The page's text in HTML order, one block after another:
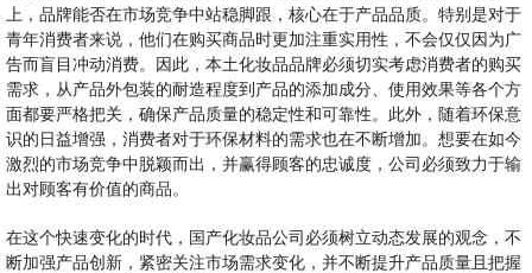
上，品牌能否在市场竞争中站稳脚跟，核心在于产品品质。特别是对于
青年消费者来说，他们在购买商品时更加注重实用性，不会仅仅因为广
告而盲目冲动消费。因此，本土化妆品品牌必须切实考虑消费者的购买
需求，从产品外包装的耐造程度到产品的添加成分、使用效果等各个方
面都要严格把关，确保产品质量的稳定性和可靠性。此外，随着环保意
识的日益增强，消费者对于环保材料的需求也在不断增加。想要在如今
激烈的市场竞争中脱颖而出，并赢得顾客的忠诚度，公司必须致力于输
出对顾客有价值的商品。
在这个快速变化的时代，国产化妆品公司必须树立动态发展的观念，不
断加强产品创新，紧密关注市场需求变化，并不断提升产品质量且把握